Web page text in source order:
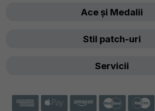
Ace și Medalii
Stil patch-uri
Servicii